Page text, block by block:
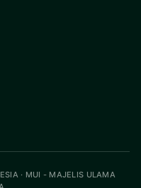
· MUI - MAJELIS ULAMA